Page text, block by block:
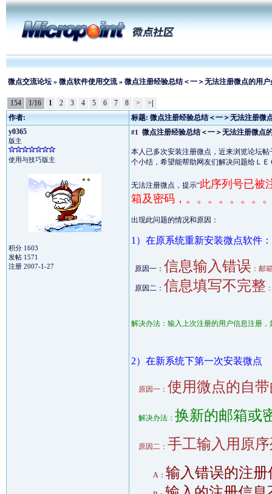
微点交流论坛 » 微点软件使用交流» 微点注册经验总结＜一＞无法注册微点的用
154 1/16 1 2 3 4 5 6 7 8 > >
作者:
标题: 微点注册经验总结＜一＞无法注册微
y0365
版主
使用与技巧版主
积分 1603
发帖 1571
注册 2007-1-27
#1 微点注册经验总结＜一＞无法注册微点
本人已多次安装注册微点，近来浏览论坛
个小结，希望能帮助网友们解决问题给Ｌ
无法注册微点，提示“此序列号已被
箱及密码，。。。。。。。
出现此问题的情况和原因：
1）在原系统重新安装微点软件：
原因一： 信息输入错误 ：邮
原因二： 信息填写不完整
解决办法：输入上次注册的用户信息注册
2）在新系统下第一次安装微点
原因一： 使用微点的自
解决办法： 换新的邮箱或
原因二： 手工输入用原
A： 输入错误的注册